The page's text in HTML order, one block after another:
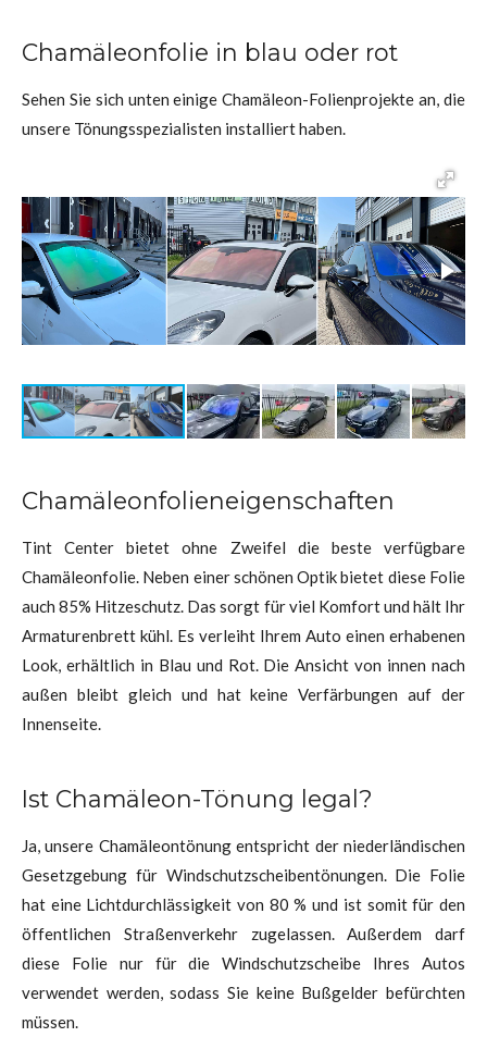
Chamäleonfolie in blau oder rot
Sehen Sie sich unten einige Chamäleon-Folienprojekte an, die
unsere Tönungsspezialisten installiert haben.
Chamäleonfolieneigenschaften
Tint Center bietet ohne Zweifel die beste verfügbare
Chamäleonfolie. Neben einer schönen Optik bietet diese Folie
auch 85% Hitzeschutz. Das sorgt für viel Komfort und hält Ihr
Armaturenbrett kühl. Es verleiht Ihrem Auto einen erhabenen
Look, erhältlich in Blau und Rot. Die Ansicht von innen nach
außen bleibt gleich und hat keine Verfärbungen auf der
Innenseite.
Ist Chamäleon-Tönung legal?
Ja, unsere Chamäleontönung entspricht der niederländischen
Gesetzgebung für Windschutzscheibentönungen. Die Folie
hat eine Lichtdurchlässigkeit von 80 % und ist somit für den
öffentlichen Straßenverkehr zugelassen. Außerdem darf
diese Folie nur für die Windschutzscheibe Ihres Autos
verwendet werden, sodass Sie keine Bußgelder befürchten
müssen.